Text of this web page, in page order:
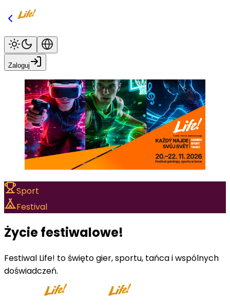
Zaloguj
Sport
Festival
Życie festiwalowe!
Festiwal Life! to święto gier, sportu, tańca i wspólnych
doświadczeń.